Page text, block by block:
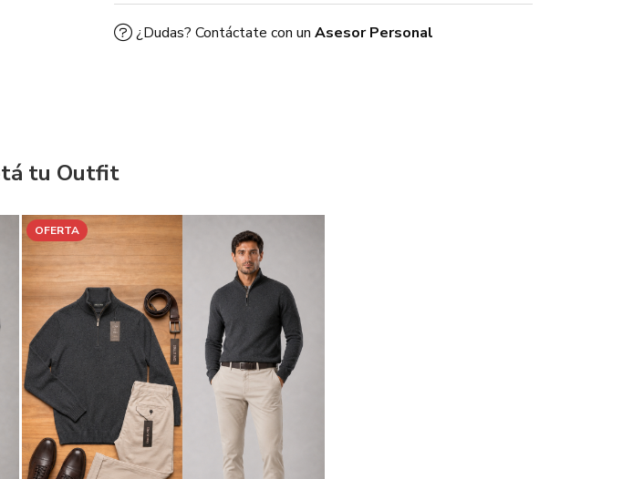
¿Dudas? Contáctate con un Asesor Personal
tu Outfit
OFERTA